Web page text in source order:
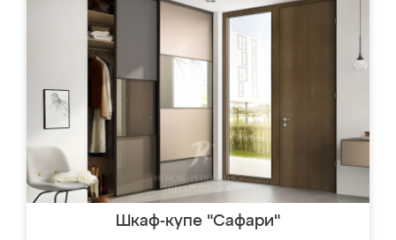
Шкаф-купе "Сафари"